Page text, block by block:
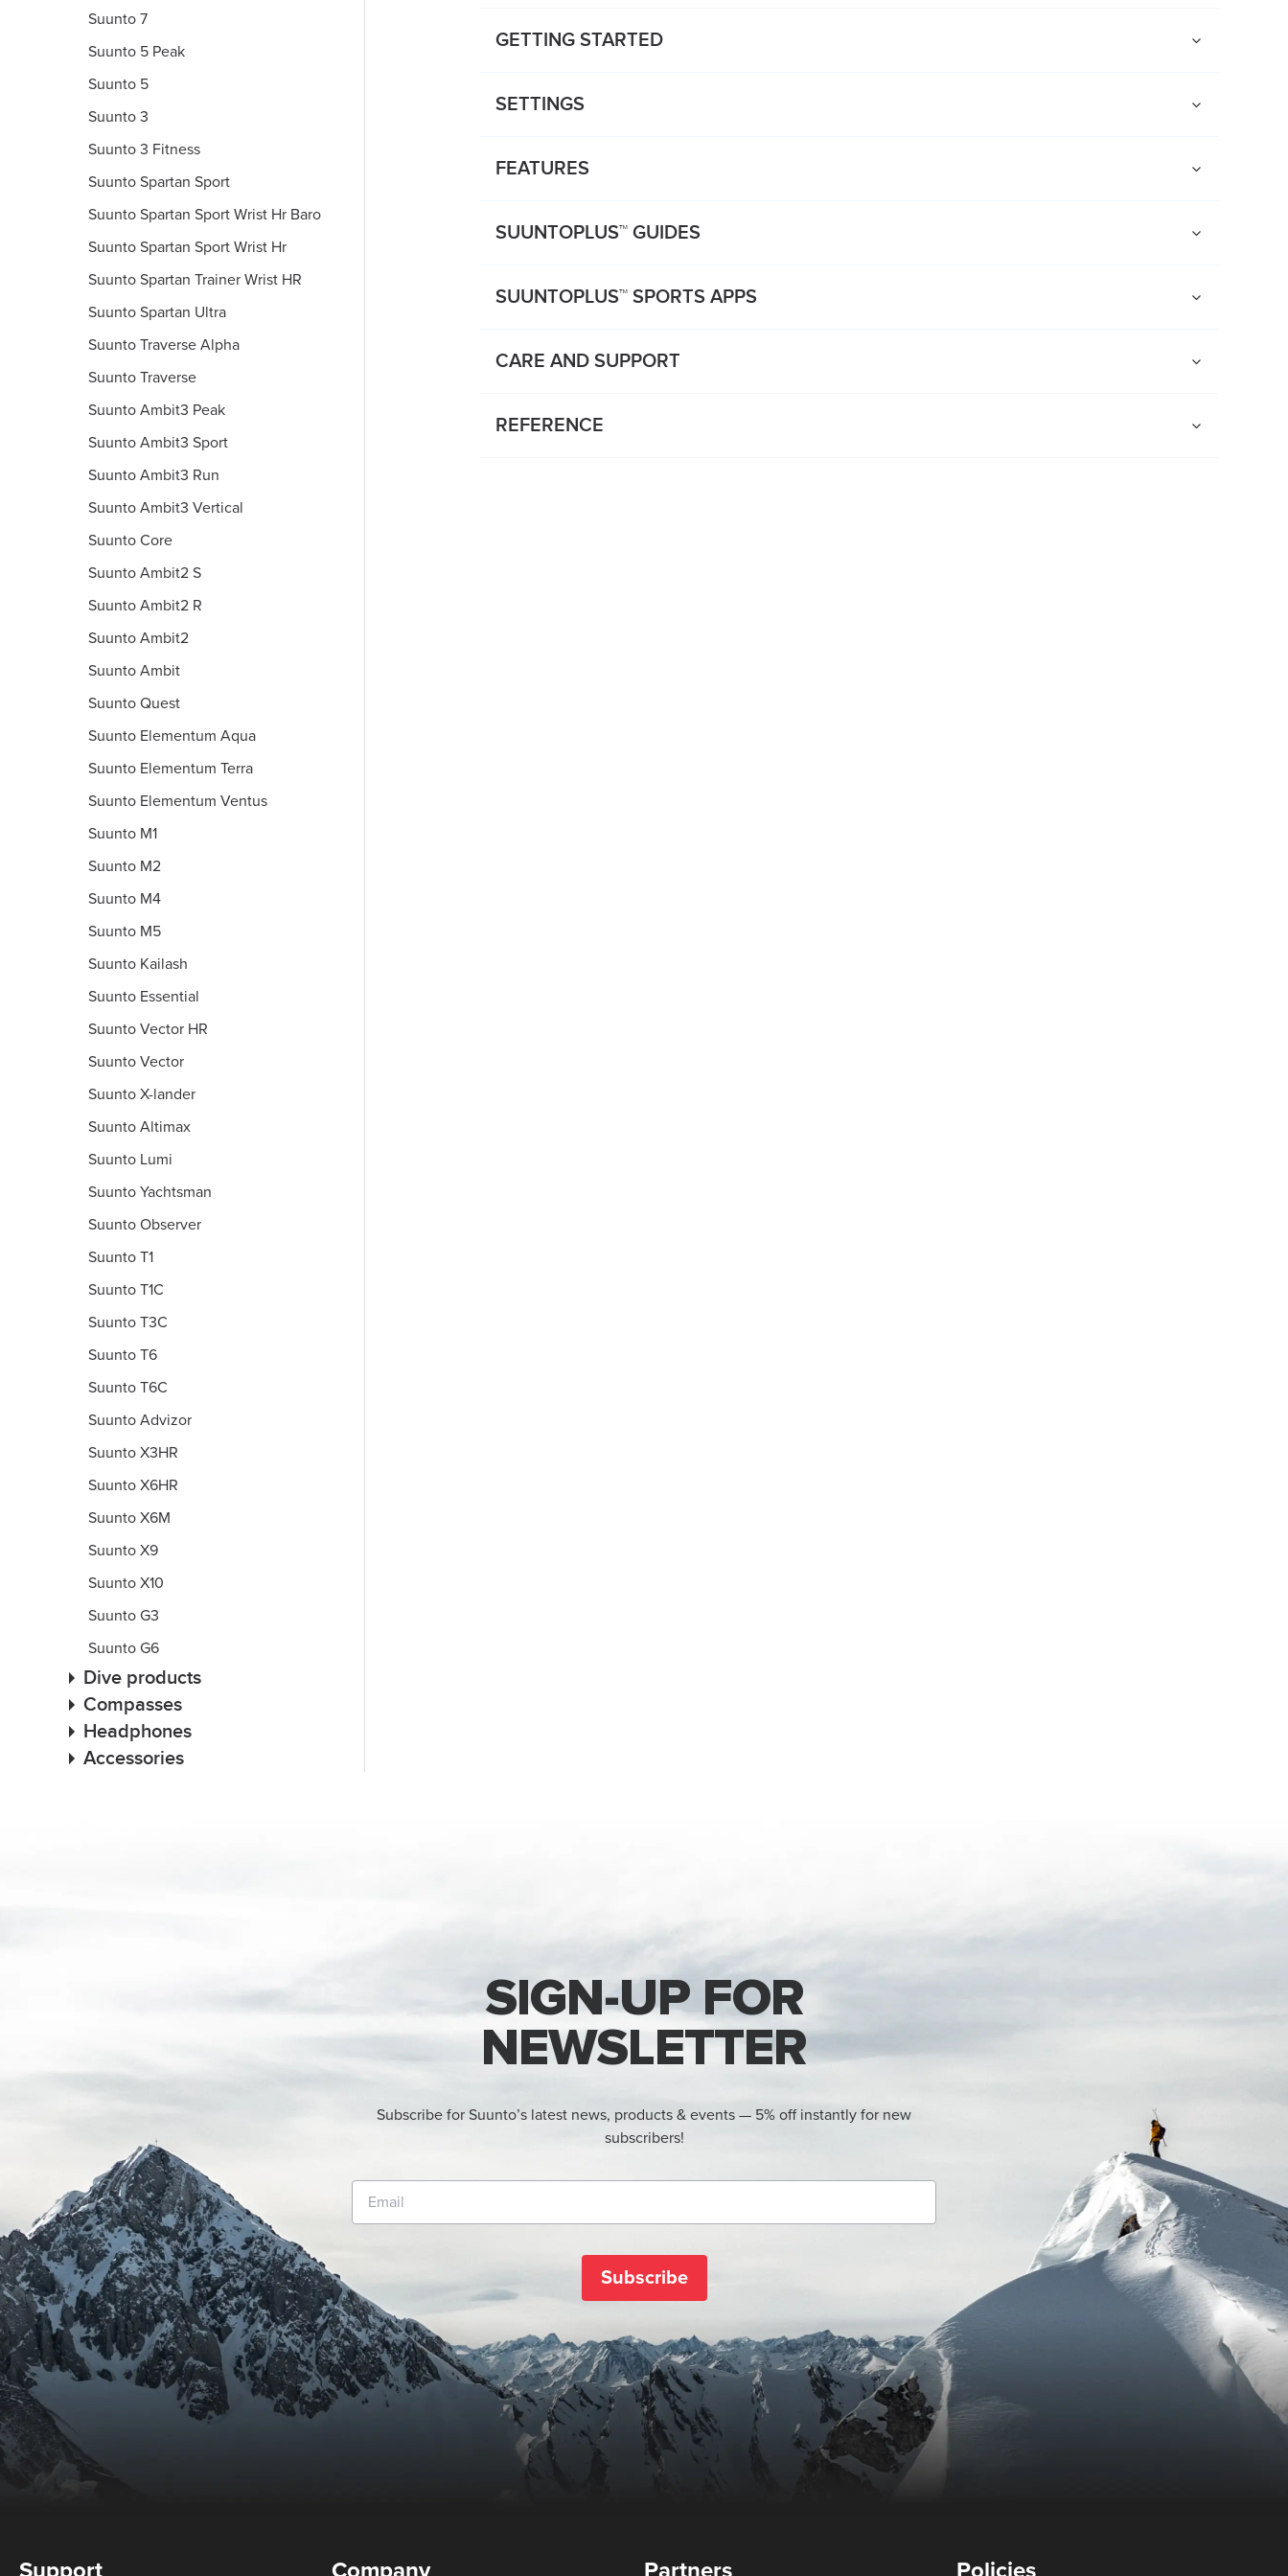
Suunto 7
Suunto 5 Peak
Suunto 5
Suunto 3
Suunto 3 Fitness
Suunto Spartan Sport
Suunto Spartan Sport Wrist Hr Baro
Suunto Spartan Sport Wrist Hr
Suunto Spartan Trainer Wrist HR
Suunto Spartan Ultra
Suunto Traverse Alpha
Suunto Traverse
Suunto Ambit3 Peak
Suunto Ambit3 Sport
Suunto Ambit3 Run
Suunto Ambit3 Vertical
Suunto Core
Suunto Ambit2 S
Suunto Ambit2 R
Suunto Ambit2
Suunto Ambit
Suunto Quest
Suunto Elementum Aqua
Suunto Elementum Terra
Suunto Elementum Ventus
Suunto M1
Suunto M2
Suunto M4
Suunto M5
Suunto Kailash
Suunto Essential
Suunto Vector HR
Suunto Vector
Suunto X-lander
Suunto Altimax
Suunto Lumi
Suunto Yachtsman
Suunto Observer
Suunto T1
Suunto T1C
Suunto T3C
Suunto T6
Suunto T6C
Suunto Advizor
Suunto X3HR
Suunto X6HR
Suunto X6M
Suunto X9
Suunto X10
Suunto G3
Suunto G6
Dive products
Compasses
Headphones
Accessories
GETTING STARTED
SETTINGS
FEATURES
SUUNTOPLUS™ GUIDES
SUUNTOPLUS™ SPORTS APPS
CARE AND SUPPORT
REFERENCE
SIGN-UP FOR
NEWSLETTER
Subscribe for Suunto’s latest news, products & events — 5% off instantly for new
subscribers!
Subscribe
Support Company Partners Policies